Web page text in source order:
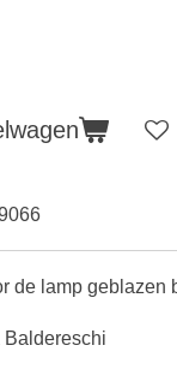
de lamp geblazen
Baldereschi